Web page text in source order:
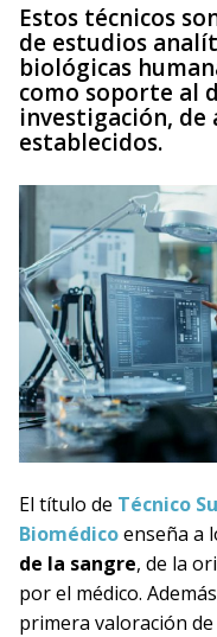
Estos técnicos
de estudios
biológicas
como soporte al
investigación, de
establecidos.
El título de Técnico
Biomédicoenseña a
de la sangre, de la
por el médico.
primera valoración